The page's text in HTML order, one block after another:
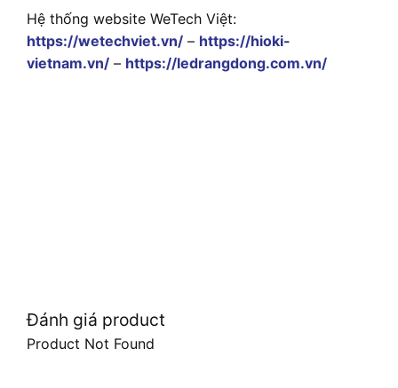
Hệ thống website WeTech Việt:
https://wetechviet.vn/ – https://hioki-
vietnam.vn/ – https://ledrangdong.com.vn/
Đánh giá product
Product Not Found